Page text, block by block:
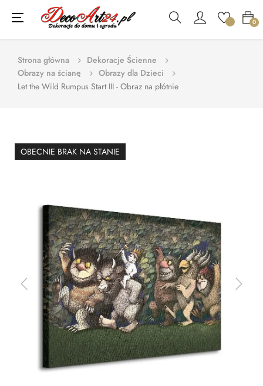
0
Toggle
navigation
☰
Strona główna
Dekoracje Ścienne
Obrazy na ścianę
Obrazy dla Dzieci
Let the Wild Rumpus Start III - Obraz na płótnie
OBECNIE BRAK NA STANIE